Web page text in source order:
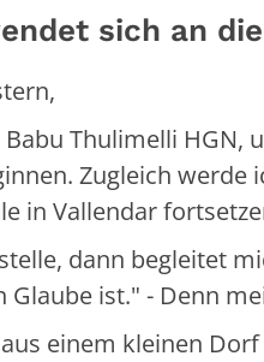
sich an
Thulimelli HGN,
Zugleich
in Vallendar
dann begleitet
ist." - Denn
einem kleinen